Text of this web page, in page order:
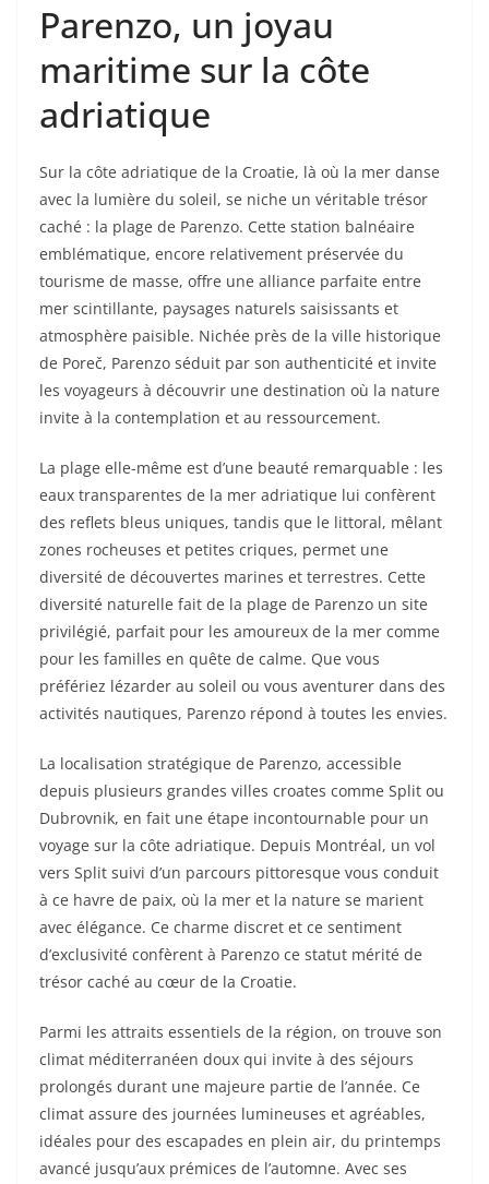
Parenzo, un joyau
maritime sur la côte
adriatique
Sur la côte adriatique de la Croatie, là où la mer danse
avec la lumière du soleil, se niche un véritable trésor
caché : la plage de Parenzo. Cette station balnéaire
emblématique, encore relativement préservée du
tourisme de masse, offre une alliance parfaite entre
mer scintillante, paysages naturels saisissants et
atmosphère paisible. Nichée près de la ville historique
de Poreč, Parenzo séduit par son authenticité et invite
les voyageurs à découvrir une destination où la nature
invite à la contemplation et au ressourcement.
La plage elle-même est d’une beauté remarquable : les
eaux transparentes de la mer adriatique lui confèrent
des reflets bleus uniques, tandis que le littoral, mêlant
zones rocheuses et petites criques, permet une
diversité de découvertes marines et terrestres. Cette
diversité naturelle fait de la plage de Parenzo un site
privilégié, parfait pour les amoureux de la mer comme
pour les familles en quête de calme. Que vous
préfériez lézarder au soleil ou vous aventurer dans des
activités nautiques, Parenzo répond à toutes les envies.
La localisation stratégique de Parenzo, accessible
depuis plusieurs grandes villes croates comme Split ou
Dubrovnik, en fait une étape incontournable pour un
voyage sur la côte adriatique. Depuis Montréal, un vol
vers Split suivi d’un parcours pittoresque vous conduit
à ce havre de paix, où la mer et la nature se marient
avec élégance. Ce charme discret et ce sentiment
d’exclusivité confèrent à Parenzo ce statut mérité de
trésor caché au cœur de la Croatie.
Parmi les attraits essentiels de la région, on trouve son
climat méditerranéen doux qui invite à des séjours
prolongés durant une majeure partie de l’année. Ce
climat assure des journées lumineuses et agréables,
idéales pour des escapades en plein air, du printemps
avancé jusqu’aux prémices de l’automne. Avec ses